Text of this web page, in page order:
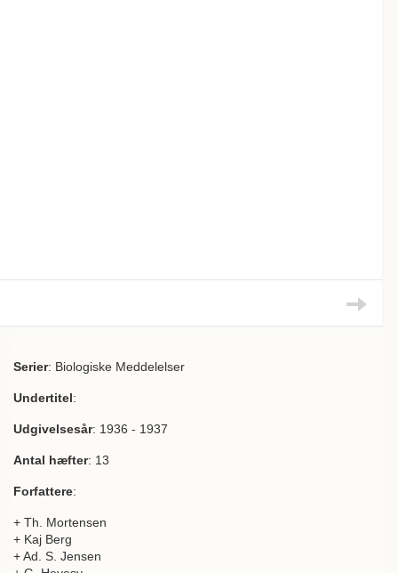
Serier: Biologiske Meddelelser
Undertitel:
Udgivelsesår: 1936 - 1937
Antal hæfter: 13
Forfattere:
+ Th. Mortensen
+ Kaj Berg
+ Ad. S. Jensen